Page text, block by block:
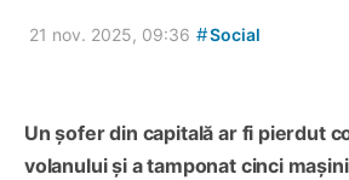
21 nov. 2025, 09:36 #Social
Un șofer din capitală ar fi pierdut
volanului și a tamponat cinci